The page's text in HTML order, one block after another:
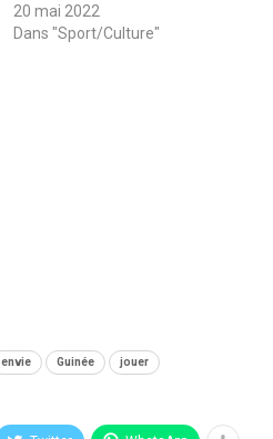
20 mai 2022
Dans "Sport/Culture"
envie Guinée jouer